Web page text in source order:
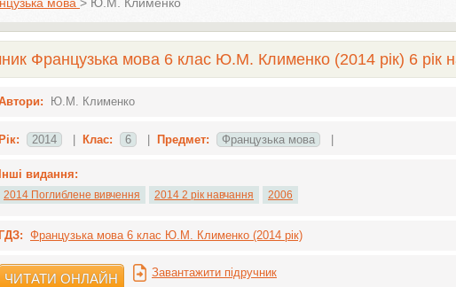
Французька мова 6 клас Ю.М. Клименко (2014 рік) 6 рік
Ю.М. Клименко
Рік: 2014 Клас: 6 Предмет: Французька мова
Інші видання:
2014 Поглиблене вивчення 2014 2 рік навчання 2006
ГДЗ: Французька мова 6 клас Ю.М. Клименко (2014 рік)
ЧИТАТИ ОНЛАЙН Завантажити підручник